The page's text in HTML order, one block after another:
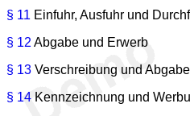
§ 11 Einfuhr, Ausfuhr und
§ 12 Abgabe und Erwerb
§ 13 Verschreibung und
§ 14 Kennzeichnung und